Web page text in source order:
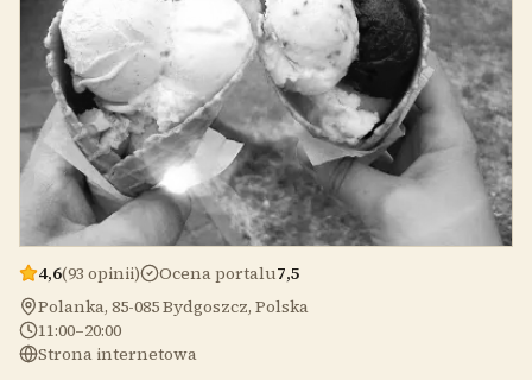
4,6(93 opinii) Ocena portalu7,5
Polanka, 85-085 Bydgoszcz, Polska
11:00–20:00
Strona internetowa